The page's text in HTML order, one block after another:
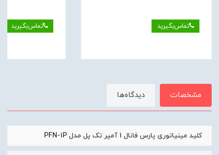
تماس‌بگیرید تماس‌بگیرید
مشخصات دیدگاه‌ها
کلید مینیاتوری پارس فانال 1 آمپر تک پل مدل PFN-1P